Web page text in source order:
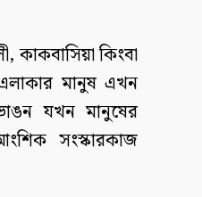
কাকবাসিয়া কিংবা
মানুষ এখন
যখন মানুষের
সংস্কারকাজ